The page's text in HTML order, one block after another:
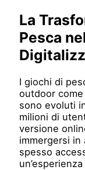
La
Pesca
I giochi di
outdoor
sono evoluti
milioni di
versione
immergersi
spesso